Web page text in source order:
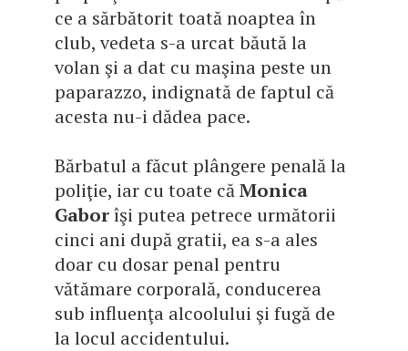
ce a sărbătorit toată noaptea în
club, vedeta s-a urcat băută la
volan şi a dat cu maşina peste un
paparazzo, indignată de faptul că
acesta nu-i dădea pace.
Bărbatul a făcut plângere penală la
poliţie, iar cu toate căMonica
Gaborîşi putea petrece următorii
cinci ani după gratii, ea s-a ales
doar cu dosar penal pentru
vătămare corporală, conducerea
sub influenţa alcoolului şi fugă de
la locul accidentului.